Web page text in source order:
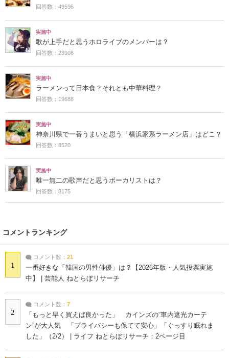
回答数：49596
実施中
歌が上手だと思うホロライブのメンバーは？
回答数：23908
実施中
ラーメンって日本食？それとも中華料理？
回答数：19688
実施中
神奈川県で一番うまいと思う「横浜家系ラーメン店」はどこ？
回答数：8520
実施中
唯一無二の歌声だと思うボーカリストは？
回答数：8175
コメントランキング
1
コメント数： 21
一番好きな「韓国の男性俳優」は？【2026年版・人気投票実施
中】 | 芸能人 ねとらぼリサーチ
2
コメント数： 7
「もっと早く買えば良かった」 カインズの“車内遮光カーテ
ン”が大人気 「プライバシーも保てて安心」「ぐっすり眠れま
した」（2/2） | ライフ ねとらぼリサーチ：2ページ目